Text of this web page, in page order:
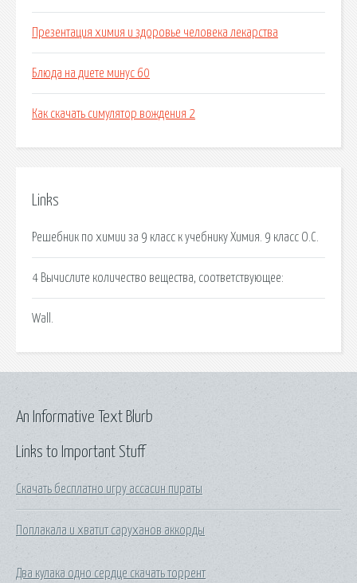
Презентация химия и здоровье человека лекарства
Блюда на диете минус 60
Как скачать симулятор вождения 2
Links
Решебник по химии за 9 класс к учебнику Химия. 9 класс О.С.
4 Вычислите количество вещества, соответствующее:
Wall.
Links to Important Stuff
Скачать бесплатно игру ассасин пираты
Поплакала и хватит саруханов аккорды
Два кулака одно сердце скачать торрент
An Informative Text Blurb